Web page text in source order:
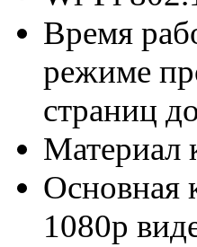
Время
режиме
страниц
Материал
Основная
1080p